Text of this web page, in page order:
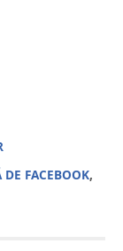
FACEBOOK,